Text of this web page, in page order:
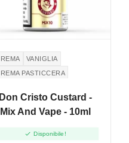
VANIGLIA
PASTICCERA
CIGAR
Don Cristo Custard -
Mix And Vape - 10ml
 Disponibile!